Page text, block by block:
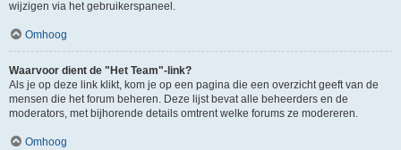
wijzigen via het gebruikerspaneel.
Omhoog
Waarvoor dient de "Het Team"-link?
Als je op deze link klikt, kom je op een pagina die een overzicht geeft van de
mensen die het forum beheren. Deze lijst bevat alle beheerders en de
moderators, met bijhorende details omtrent welke forums ze modereren.
Omhoog